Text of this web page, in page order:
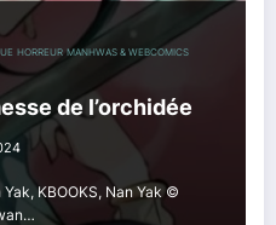
HORREUR MANHWAS & WEBCOMICS
de l’orchidée
KBOOKS, Nan Yak ©